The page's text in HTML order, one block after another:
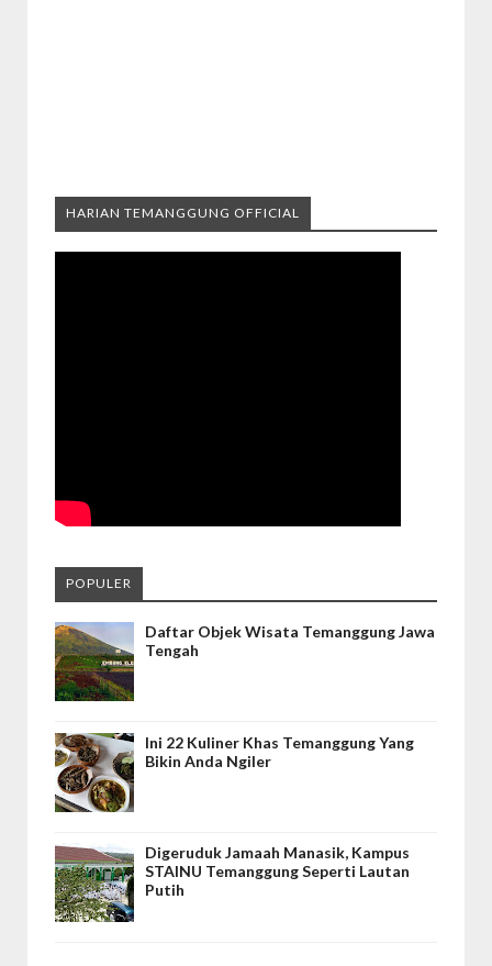
HARIAN TEMANGGUNG OFFICIAL
POPULER
Daftar Objek Wisata Temanggung Jawa
Tengah
Ini 22 Kuliner Khas Temanggung Yang
Bikin Anda Ngiler
Digeruduk Jamaah Manasik, Kampus
STAINU Temanggung Seperti Lautan
Putih